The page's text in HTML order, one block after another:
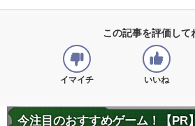
この記事を評価して
イマイチ いいね
今注目のおすすめゲーム！【PR】